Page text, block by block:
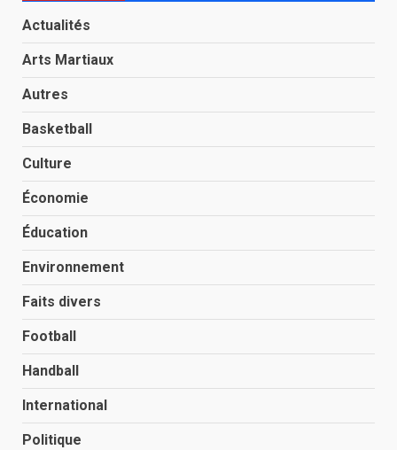
Actualités
Arts Martiaux
Autres
Basketball
Culture
Économie
Éducation
Environnement
Faits divers
Football
Handball
International
Politique